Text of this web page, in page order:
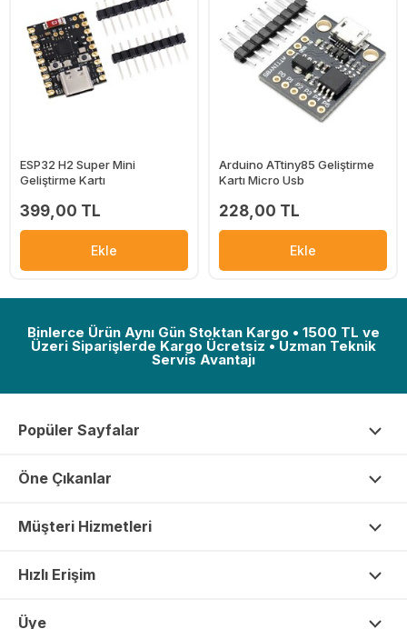
ESP32 H2 Super Mini
Geliştirme Kartı
399,00 TL
Ekle
Arduino ATtiny85 Geliştirme
Kartı Micro Usb
228,00 TL
Ekle
Binlerce Ürün Aynı Gün Stoktan Kargo • 1500 TL ve
Üzeri Siparişlerde Kargo Ücretsiz • Uzman Teknik
Servis Avantajı
Popüler Sayfalar
Öne Çıkanlar
Müşteri Hizmetleri
Hızlı Erişim
Üye